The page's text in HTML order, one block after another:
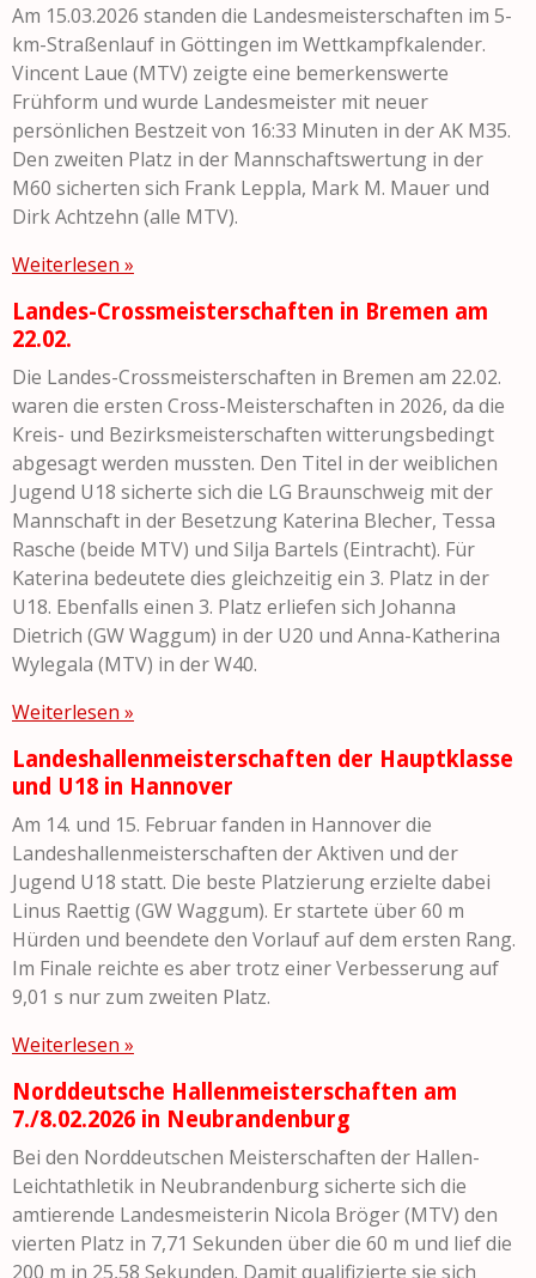
Am 15.03.2026 standen die Landesmeisterschaften im 5-
km-Straßenlauf in Göttingen im Wettkampfkalender.
Vincent Laue (MTV) zeigte eine bemerkenswerte
Frühform und wurde Landesmeister mit neuer
persönlichen Bestzeit von 16:33 Minuten in der AK M35.
Den zweiten Platz in der Mannschaftswertung in der
M60 sicherten sich Frank Leppla, Mark M. Mauer und
Dirk Achtzehn (alle MTV).
Weiterlesen »
Landes-Crossmeisterschaften in Bremen am
22.02.
Die Landes-Crossmeisterschaften in Bremen am 22.02.
waren die ersten Cross-Meisterschaften in 2026, da die
Kreis- und Bezirksmeisterschaften witterungsbedingt
abgesagt werden mussten. Den Titel in der weiblichen
Jugend U18 sicherte sich die LG Braunschweig mit der
Mannschaft in der Besetzung Katerina Blecher, Tessa
Rasche (beide MTV) und Silja Bartels (Eintracht). Für
Katerina bedeutete dies gleichzeitig ein 3. Platz in der
U18. Ebenfalls einen 3. Platz erliefen sich Johanna
Dietrich (GW Waggum) in der U20 und Anna-Katherina
Wylegala (MTV) in der W40.
Weiterlesen »
Landeshallenmeisterschaften der Hauptklasse
und U18 in Hannover
Am 14. und 15. Februar fanden in Hannover die
Landeshallenmeisterschaften der Aktiven und der
Jugend U18 statt. Die beste Platzierung erzielte dabei
Linus Raettig (GW Waggum). Er startete über 60 m
Hürden und beendete den Vorlauf auf dem ersten Rang.
Im Finale reichte es aber trotz einer Verbesserung auf
9,01 s nur zum zweiten Platz.
Weiterlesen »
Norddeutsche Hallenmeisterschaften am
7./8.02.2026 in Neubrandenburg
Bei den Norddeutschen Meisterschaften der Hallen-
Leichtathletik in Neubrandenburg sicherte sich die
amtierende Landesmeisterin Nicola Bröger (MTV) den
vierten Platz in 7,71 Sekunden über die 60 m und lief die
200 m in 25,58 Sekunden. Damit qualifizierte sie sich